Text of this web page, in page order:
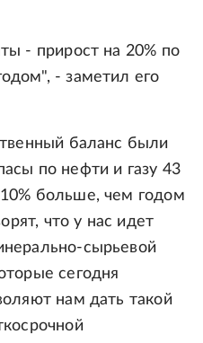
- прирост на 20% по
- заметил его
баланс были
по нефти и газу 43
больше, чем годом
что у нас идет
сырьевой
сегодня
нам дать такой